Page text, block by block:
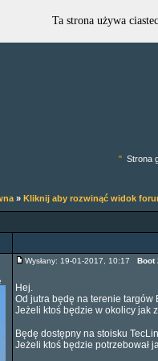
" Strona
» Kliknij aby rozwinąć widok
Wysłany: 19-01-2017, 10:17 Boot
Hej.
Od jutra będę na terenie targów
Jeżeli ktoś będzie w okolicy jak
Będę dostępny na stoisku
Jeżeli ktoś będzie potrzebował
Ta strona używa